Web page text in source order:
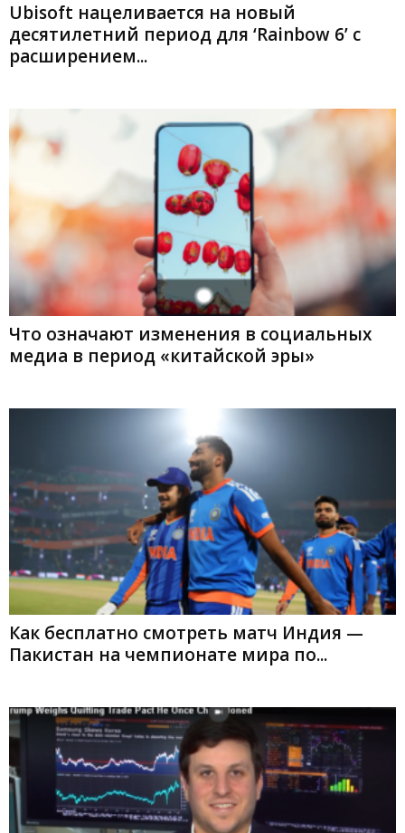
Ubisoft нацеливается на новый
десятилетний период для ‘Rainbow 6’ с
расширением...
Что означают изменения в социальных
медиа в период «китайской эры»
Как бесплатно смотреть матч Индия —
Пакистан на чемпионате мира по...